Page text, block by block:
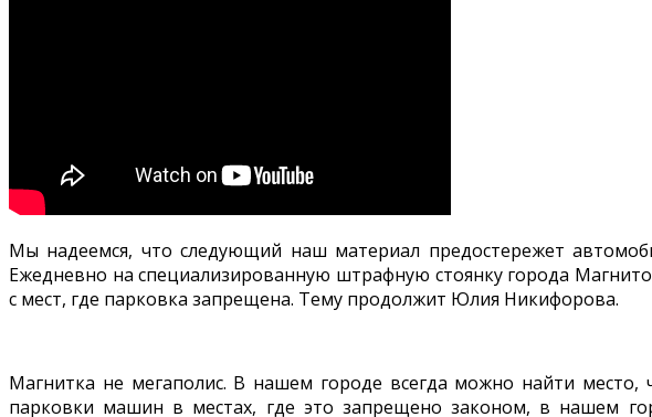
Мы надеемся, что следующий наш материал предостережет
Ежедневно на специализированную штрафную стоянку города
с мест, где парковка запрещена. Тему продолжит Юлия Никифорова.
Магнитка не мегаполис. В нашем городе всегда можно найти
парковки машин в местах, где это запрещено законом, в нашем